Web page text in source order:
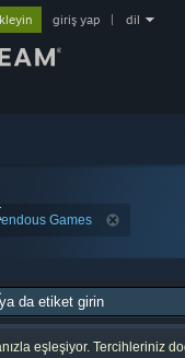
giriş yap dil
Games
eşleşiyor. Tercihleriniz